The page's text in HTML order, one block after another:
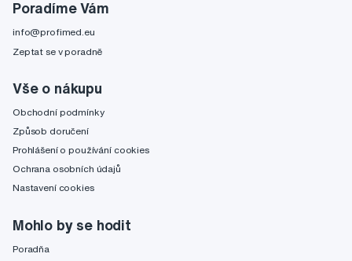
Poradíme Vám
info@profimed.eu
Zeptat se v poradně
Vše o nákupu
Obchodní podmínky
Způsob doručení
Prohlášení o používání cookies
Ochrana osobních údajů
Nastavení cookies
Mohlo by se hodit
Poradňa